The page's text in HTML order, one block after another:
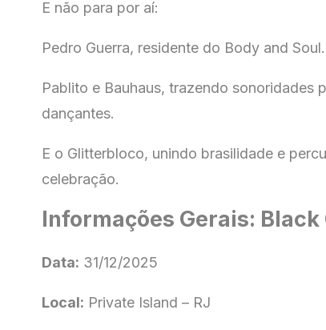
E não para por aí:
Pedro Guerra, residente do Body and Soul.
Pablito e Bauhaus, trazendo sonoridades
dançantes.
E o Glitterbloco, unindo brasilidade e
celebração.
Informações Gerais:
Data: 31/12/2025
Local: Private Island – RJ